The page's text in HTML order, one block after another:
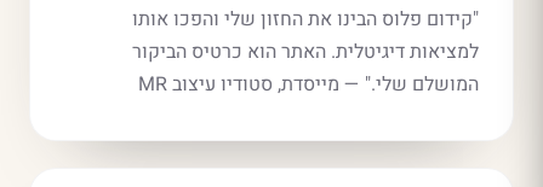
"קידום פלוס הבינו את החזון שלי והפכו אותו
למציאות דיגיטלית. האתר הוא כרטיס הביקור
המושלם שלי." — מייסדת, סטודיו עיצוב MR